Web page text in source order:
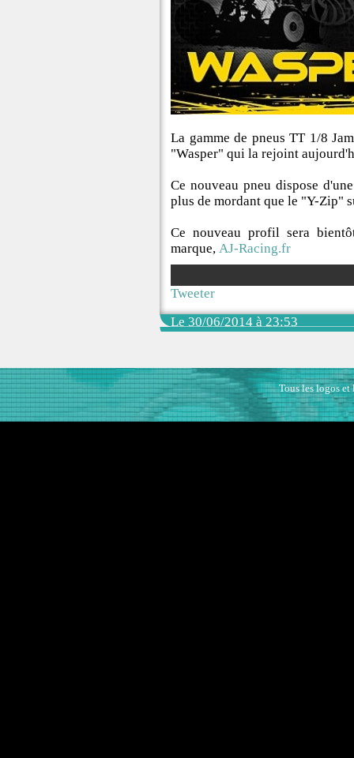
La gamme de pneus TT 1/8
"Wasper" qui la rejoint
Ce nouveau pneu dispose
plus de mordant que le "Y-Zip"
Ce nouveau profil sera
marque, AJ-Racing.fr
Tweeter
Le 30/06/2014 à 23:53
Tous les logos et